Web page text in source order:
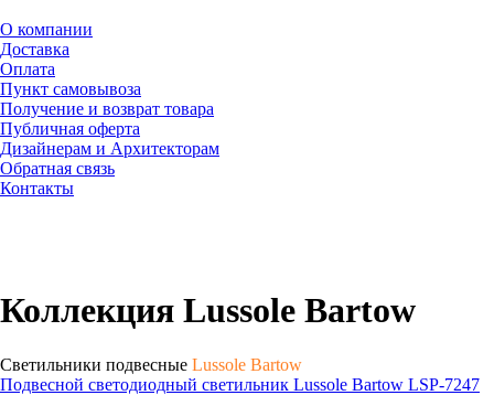
О компании
Доставка
Оплата
Пункт самовывоза
Получение и возврат товара
Публичная оферта
Дизайнерам и Архитекторам
Обратная связь
Контакты
Коллекция Lussole Bartow
Светильники подвесные Lussole Bartow
Подвесной светодиодный светильник Lussole Bartow LSP-7247